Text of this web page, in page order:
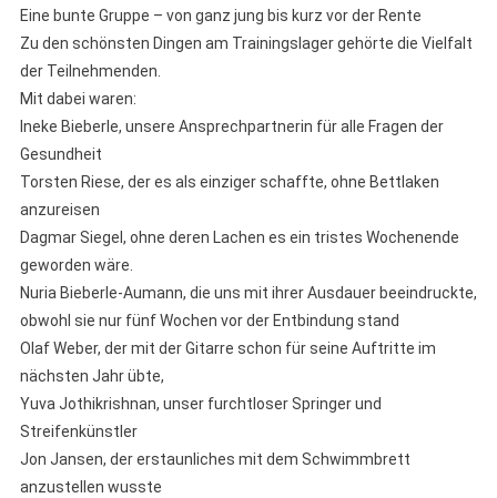
Eine bunte Gruppe – von ganz jung bis kurz vor der Rente
Zu den schönsten Dingen am Trainingslager gehörte die Vielfalt
der Teilnehmenden.
Mit dabei waren:
Ineke Bieberle, unsere Ansprechpartnerin für alle Fragen der
Gesundheit
Torsten Riese, der es als einziger schaffte, ohne Bettlaken
anzureisen
Dagmar Siegel, ohne deren Lachen es ein tristes Wochenende
geworden wäre.
Nuria Bieberle-Aumann, die uns mit ihrer Ausdauer beeindruckte,
obwohl sie nur fünf Wochen vor der Entbindung stand
Olaf Weber, der mit der Gitarre schon für seine Auftritte im
nächsten Jahr übte,
Yuva Jothikrishnan, unser furchtloser Springer und
Streifenkünstler
Jon Jansen, der erstaunliches mit dem Schwimmbrett
anzustellen wusste